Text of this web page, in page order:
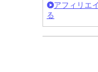
アフィリエ
る